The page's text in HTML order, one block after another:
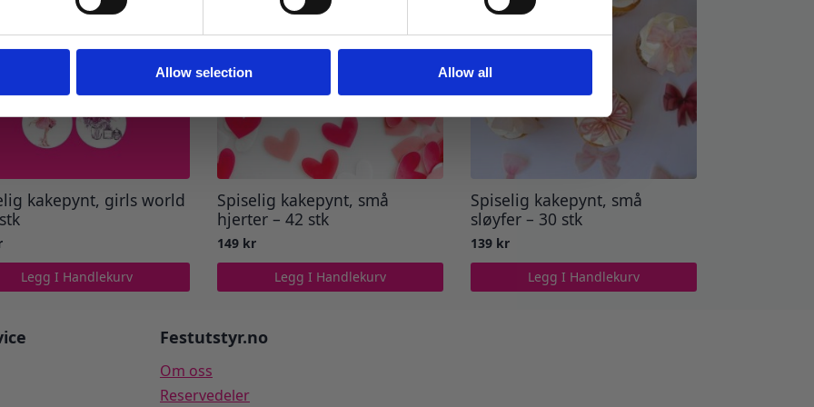
Allow selection Allow all
kakepynt, girls world
Legg I Handlekurv
Spiselig kakepynt, små
hjerter – 42 stk
149 kr
Legg I Handlekurv
Spiselig kakepynt, små
sløyfer – 30 stk
139 kr
Legg I Handlekurv
Festutstyr.no
Om oss
Reservedeler
Ja takk! Jeg vil gjerne få brev fra dere!